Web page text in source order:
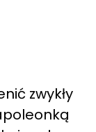
zwykły